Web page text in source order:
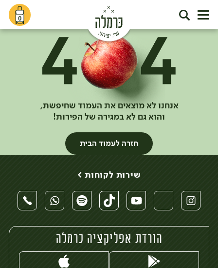
0
אנחנו לא מוצאים את העמוד שחיפשת,
והוא גם לא במגירה של הפירות!
חזרה לעמוד הבית
שירות לקוחות >
הורדת אפליקציה כרמלה